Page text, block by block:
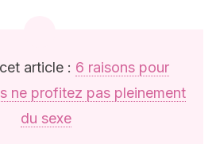
article : 6 raisons pour
ne profitez pas pleinement
du sexe